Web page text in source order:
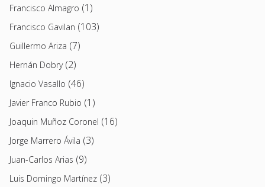
Francisco Almagro (1)
Francisco Gavilan (103)
Guillermo Ariza (7)
Hernán Dobry(2)
Ignacio Vasallo (46)
Javier Franco Rubio (1)
Joaquin Muñoz Coronel (16)
Jorge Marrero Ávila (3)
Juan-Carlos Arias (9)
Luis Domingo Martínez (3)